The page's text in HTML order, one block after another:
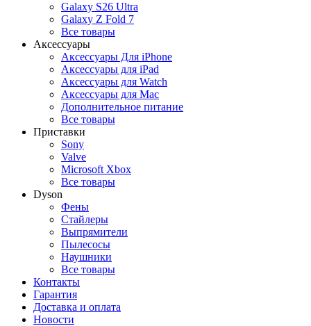
Galaxy S26 Ultra
Galaxy Z Fold 7
Все товары
Аксессуары
Аксессуары Для iPhone
Аксессуары для iPad
Аксессуары для Watch
Аксессуары для Mac
Дополнительное питание
Все товары
Приставки
Sony
Valve
Microsoft Xbox
Все товары
Dyson
Фены
Стайлеры
Выпрямители
Пылесосы
Наушники
Все товары
Контакты
Гарантия
Доставка и оплата
Новости